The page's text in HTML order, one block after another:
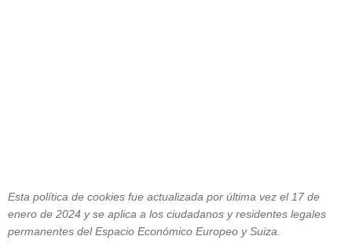
Esta política de cookies fue actualizada por última vez el 17 de
enero de 2024 y se aplica a los ciudadanos y residentes legales
permanentes del Espacio Económico Europeo y Suiza.